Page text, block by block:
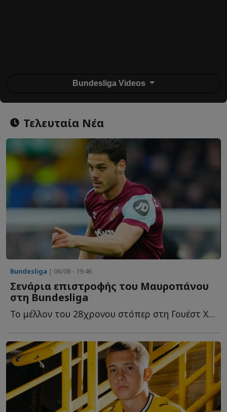
Bundesliga Videos
Τελευταία Νέα
Bundesliga | 06/08 - 19:46
Σενάρια επιστροφής του Μαυροπάνου
στη Bundesliga
Το μέλλον του 28χρονου στόπερ στη Γουέστ Χαμ παραμένει α...